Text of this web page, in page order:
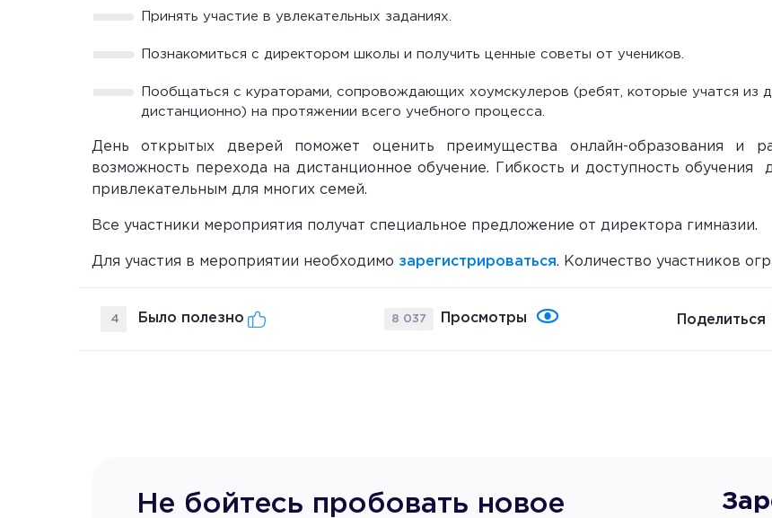
Принять участие в увлекательных заданиях.
Познакомиться с директором школы и получить ценные советы от учеников.
Пообщаться с кураторами, сопровождающих хоумскулеров (ребят, которые учатся из
дистанционно) на протяжении всего учебного процесса.
День открытых дверей поможет оценить преимущества онлайн-образования и
возможность перехода на дистанционное обучение. Гибкость и доступность обучения
привлекательным для многих семей.
Все участники мероприятия получат специальное предложение от директора гимназии.
Для участия в мероприятии необходимо зарегистрироваться. Количество участников
4 Было полезно 8 037 Просмотры Поделиться
Не бойтесь пробовать новое